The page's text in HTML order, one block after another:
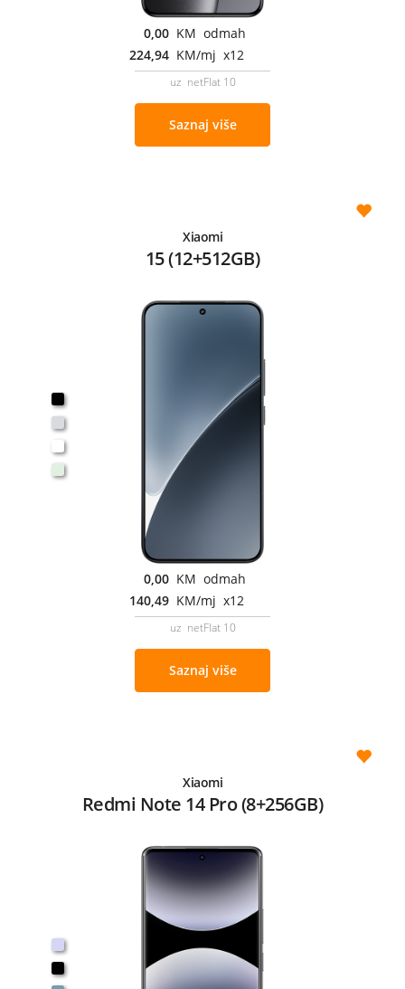
0,00 KM odmah
224,94 KM/mj x12
uz netFlat 10
Saznaj više
Xiaomi
15 (12+512GB)
0,00 KM odmah
140,49 KM/mj x12
uz netFlat 10
Saznaj više
Xiaomi
Redmi Note 14 Pro (8+256GB)